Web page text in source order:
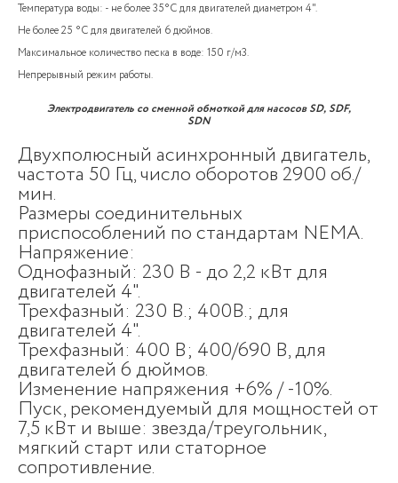
Температура воды: - не более 35°C для двигателей диаметром 4".
Не более 25 °C для двигателей 6 дюймов.
Максимальное количество песка в воде: 150 г/м3.
Непрерывный режим работы.
Электродвигатель со сменной обмоткой для насосов SD, SDF,
SDN
Двухполюсный асинхронный двигатель,
частота 50 Гц, число оборотов 2900 об./
мин.
Размеры соединительных
приспособлений по стандартам NEMA.
Напряжение:
Однофазный: 230 В - до 2,2 кВт для
двигателей 4".
Трехфазный: 230 В.; 400В.; для
двигателей 4".
Трехфазный: 400 В; 400/690 В, для
двигателей 6 дюймов.
Изменение напряжения +6% / -10%.
Пуск, рекомендуемый для мощностей от
7,5 кВт и выше: звезда/треугольник,
мягкий старт или статорное
сопротивление.